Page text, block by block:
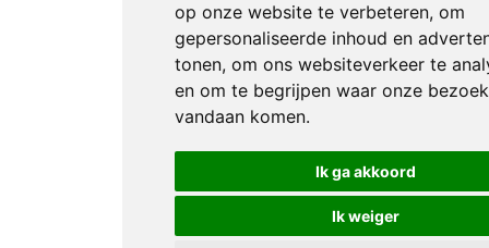
op onze website te verbeteren, om
gepersonaliseerde inhoud en
tonen, om ons websiteverkeer te
en om te begrijpen waar onze
vandaan komen.
Ik ga akkoord
Ik weiger